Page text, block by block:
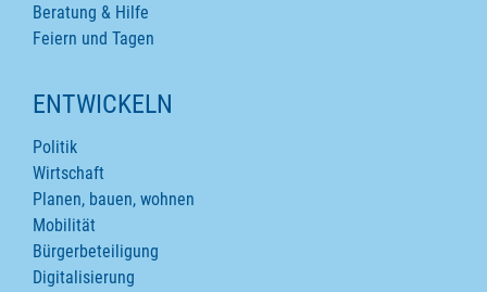
Beratung & Hilfe
Feiern und Tagen
ENTWICKELN
Politik
Wirtschaft
Planen, bauen, wohnen
Mobilität
Bürgerbeteiligung
Digitalisierung